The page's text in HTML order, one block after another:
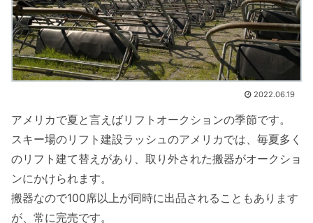
2022.06.19
アメリカで夏と言えばリフトオークションの季節です。
スキー場のリフト建設ラッシュのアメリカでは、毎夏多く
のリフト建て替えがあり、取り外された搬器がオークショ
ンにかけられます。
搬器なので100席以上が同時に出品されることもあります
が、常に完売です。